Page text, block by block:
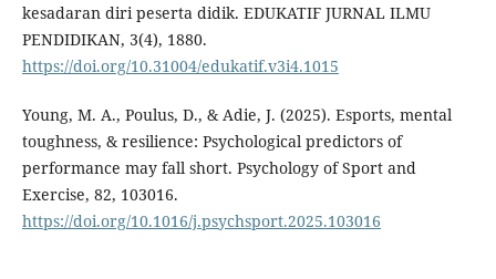
kesadaran diri peserta didik. EDUKATIF JURNAL ILMU
PENDIDIKAN, 3(4), 1880.
https://doi.org/10.31004/edukatif.v3i4.1015
Young, M. A., Poulus, D., & Adie, J. (2025). Esports, mental
toughness, & resilience: Psychological predictors of
performance may fall short. Psychology of Sport and
Exercise, 82, 103016.
https://doi.org/10.1016/j.psychsport.2025.103016